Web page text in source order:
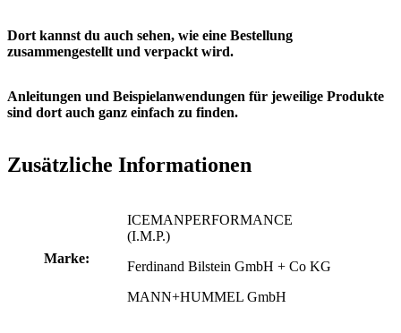
Dort kannst du auch sehen, wie eine Bestellung
zusammengestellt und verpackt wird.
Anleitungen und Beispielanwendungen für jeweilige Produkte
sind dort auch ganz einfach zu finden.
Zusätzliche Informationen
Marke:
ICEMANPERFORMANCE
(I.M.P.)
Ferdinand Bilstein GmbH + Co KG
MANN+HUMMEL GmbH